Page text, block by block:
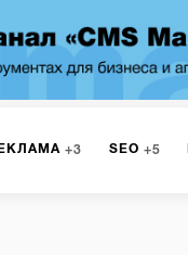
3 SEO 5